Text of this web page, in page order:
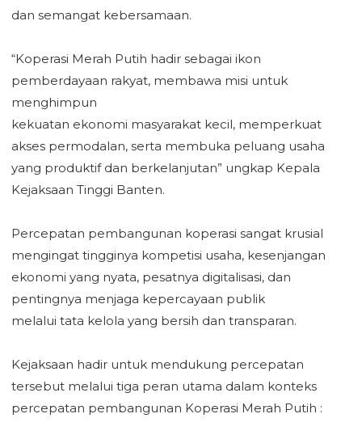
dan semangat kebersamaan.
‎“Koperasi Merah Putih hadir sebagai ikon
pemberdayaan rakyat, membawa misi untuk
menghimpun
‎kekuatan ekonomi masyarakat kecil, memperkuat
akses permodalan, serta membuka peluang usaha
‎yang produktif dan berkelanjutan” ungkap Kepala
Kejaksaan Tinggi Banten.
‎Percepatan pembangunan koperasi sangat krusial
mengingat tingginya kompetisi usaha, kesenjangan
ekonomi yang nyata, pesatnya digitalisasi, dan
pentingnya menjaga kepercayaan publik
‎melalui tata kelola yang bersih dan transparan.
‎Kejaksaan hadir untuk mendukung percepatan
tersebut melalui tiga peran utama dalam konteks
percepatan pembangunan Koperasi Merah Putih :